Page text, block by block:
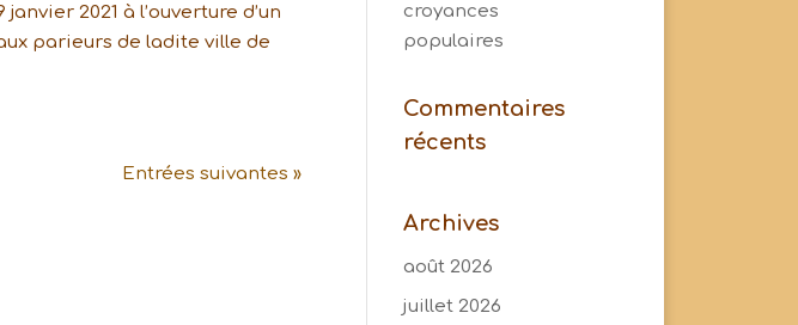
2021 à l’ouverture d’un
parieurs de ladite ville de
Entrées suivantes »
croyances
populaires
Commentaires
récents
Archives
août 2026
juillet 2026